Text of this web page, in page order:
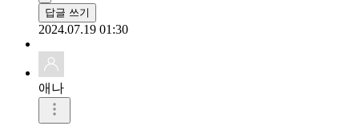
답글 쓰기
2024.07.19 01:30
애나